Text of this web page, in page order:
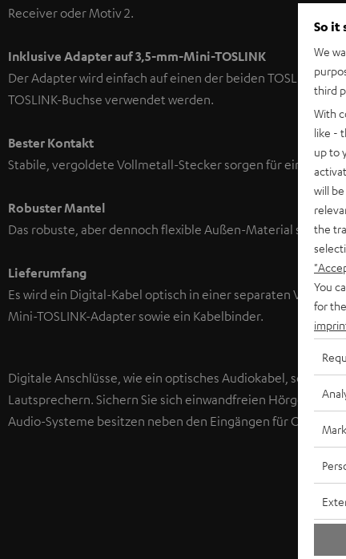
Receiver oder Motiv 2.
Inklusive Adapter auf 3,5-mm-Mini-TOSLINK
Der Adapter wird einfach auf einen der beiden TOSLINK-
TOSLINK-Buchse verwendet werden.
Bester Kontakt
Stabile, vergoldete Vollmetall-Stecker sorgen für eine
Robuster Mantel
Das robuste, aber dennoch flexible Außen-Material schützt
Lieferumfang
Es wird ein Digital-Kabel optisch in einer separaten
Mini-TOSLINK-Adapter sowie ein Kabelbinder.
Digitale Anschlüsse, wie ein optisches Audiokabel, sorgen
Lautsprechern. Sichern Sie sich einwandfreien Hörgenuss
Audio-Systeme besitzen neben den Eingängen für Cinch-
So it
We
third
With
like -
up to
will
the
You
for